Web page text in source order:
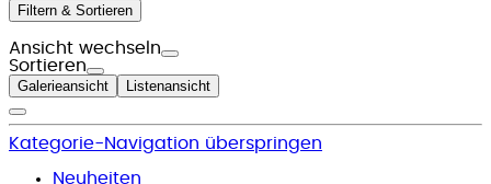
Filtern & Sortieren
Ansicht wechseln
Sortieren
Galerieansicht Listenansicht
Kategorie-Navigation überspringen
Neuheiten